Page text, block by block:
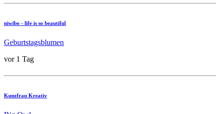
niwibo - life is so beautiful
Geburtstagsblumen
vor 1 Tag
Kunzfrau Kreativ